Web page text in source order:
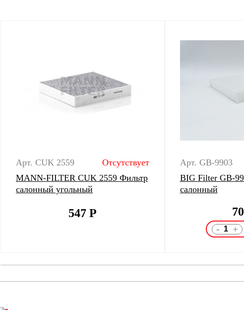
Арт. CUK 2559
Отсутствует
MANN-FILTER CUK 2559 Фильтр
салонный угольный
547 Р
Арт. GB-9903
BIG Filter GB-
салонный
- +